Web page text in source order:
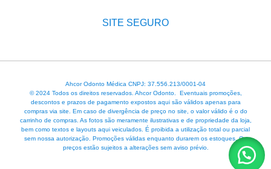
SITE SEGURO
Ahcor Odonto Médica CNPJ: 37.556.213/0001-04
© 2024 Todos os direitos reservados. Ahcor Odonto. Eventuais promoções,
descontos e prazos de pagamento expostos aqui são válidos apenas para
compras via site. Em caso de divergência de preço no site, o valor válido é o do
carrinho de compras. As fotos são meramente ilustrativas e de propriedade da loja,
bem como textos e layouts aqui veiculados. É proibida a utilização total ou parcial
sem nossa autorização. Promoções válidas enquanto durarem os estoques. Os
preços estão sujeitos a alterações sem aviso prévio.